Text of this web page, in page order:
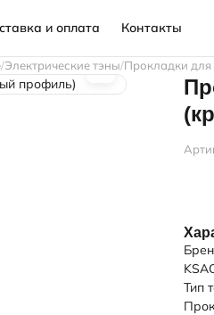
и оплата Контакты
Электрические тэны Прокладки
Тип